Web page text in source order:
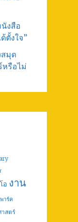
งสือ
ตั้งใจ”
มุด
หรือไม่
อ งาน
าร์ค
สตร์